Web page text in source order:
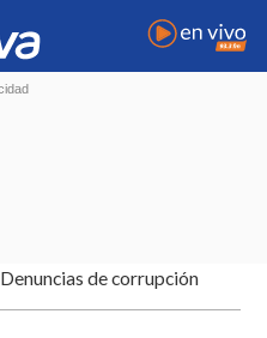
Denuncias de corrupción